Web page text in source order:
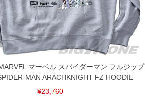
マーベル スパイダーマン フルジップ
MAN ARACHKNIGHT FZ HOODIE
¥23,760